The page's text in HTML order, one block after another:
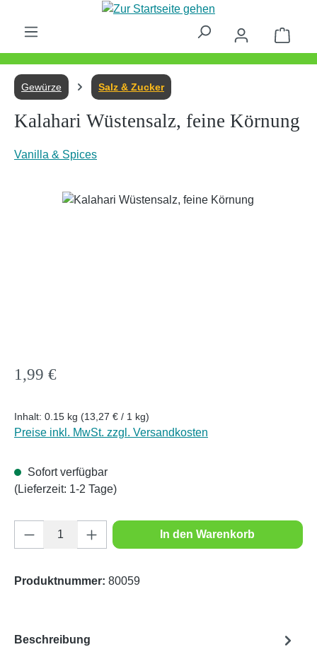
Zum Hauptinhalt springen
Gewürze Salz & Zucker
Kalahari Wüstensalz, feine Körnung
Vanilla & Spices
Bildergalerie überspringen
Regulärer Preis:
1,99 €
Inhalt: 0.15 kg (13,27 € / 1 kg)
Preise inkl. MwSt. zzgl. Versandkosten
Sofort verfügbar
(Lieferzeit: 1-2 Tage)
Produkt Anzahl: Gib den gewünschten
In den Warenkorb
Produktnummer: 80059
Beschreibung